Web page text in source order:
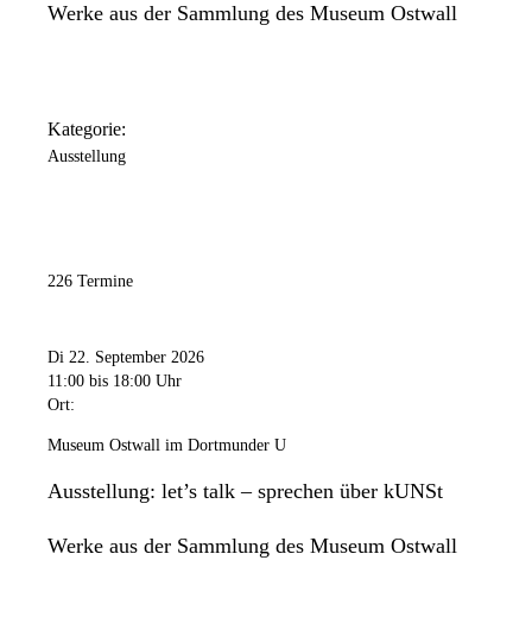
Werke aus der Sammlung des Museum Ostwall
Kategorie:
Ausstellung
226 Termine
Di 22. September 2026
11:00 bis 18:00 Uhr
Ort:
Museum Ostwall im Dortmunder U
Ausstellung: let’s talk – sprechen über kUNSt
Werke aus der Sammlung des Museum Ostwall